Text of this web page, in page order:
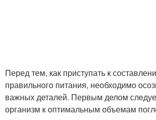
Перед тем, как приступать к
правильного питания, необходимо
важных деталей. Первым делом
организм к оптимальным объемам